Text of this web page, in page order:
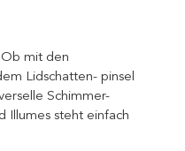
Ob mit den
Lidschatten- pinsel
Schimmer-
Illumes steht einfach